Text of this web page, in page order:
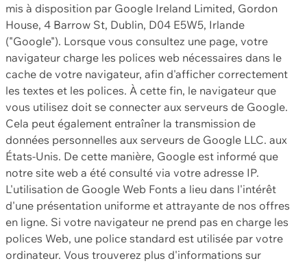
mis à disposition par Google Ireland Limited, Gordon
House, 4 Barrow St, Dublin, D04 E5W5, Irlande
("Google"). Lorsque vous consultez une page, votre
navigateur charge les polices web nécessaires dans le
cache de votre navigateur, afin d'afficher correctement
les textes et les polices. À cette fin, le navigateur que
vous utilisez doit se connecter aux serveurs de Google.
Cela peut également entraîner la transmission de
données personnelles aux serveurs de Google LLC. aux
États-Unis. De cette manière, Google est informé que
notre site web a été consulté via votre adresse IP.
L'utilisation de Google Web Fonts a lieu dans l'intérêt
d'une présentation uniforme et attrayante de nos offres
en ligne. Si votre navigateur ne prend pas en charge les
polices Web, une police standard est utilisée par votre
ordinateur. Vous trouverez plus d'informations sur